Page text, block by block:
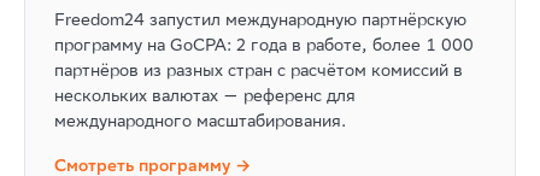
Freedom24 запустил международную партнёрскую
программу на GoCPA: 2 года в работе, более 1 000
партнёров из разных стран с расчётом комиссий в
нескольких валютах — референс для
международного масштабирования.
Смотреть программу →